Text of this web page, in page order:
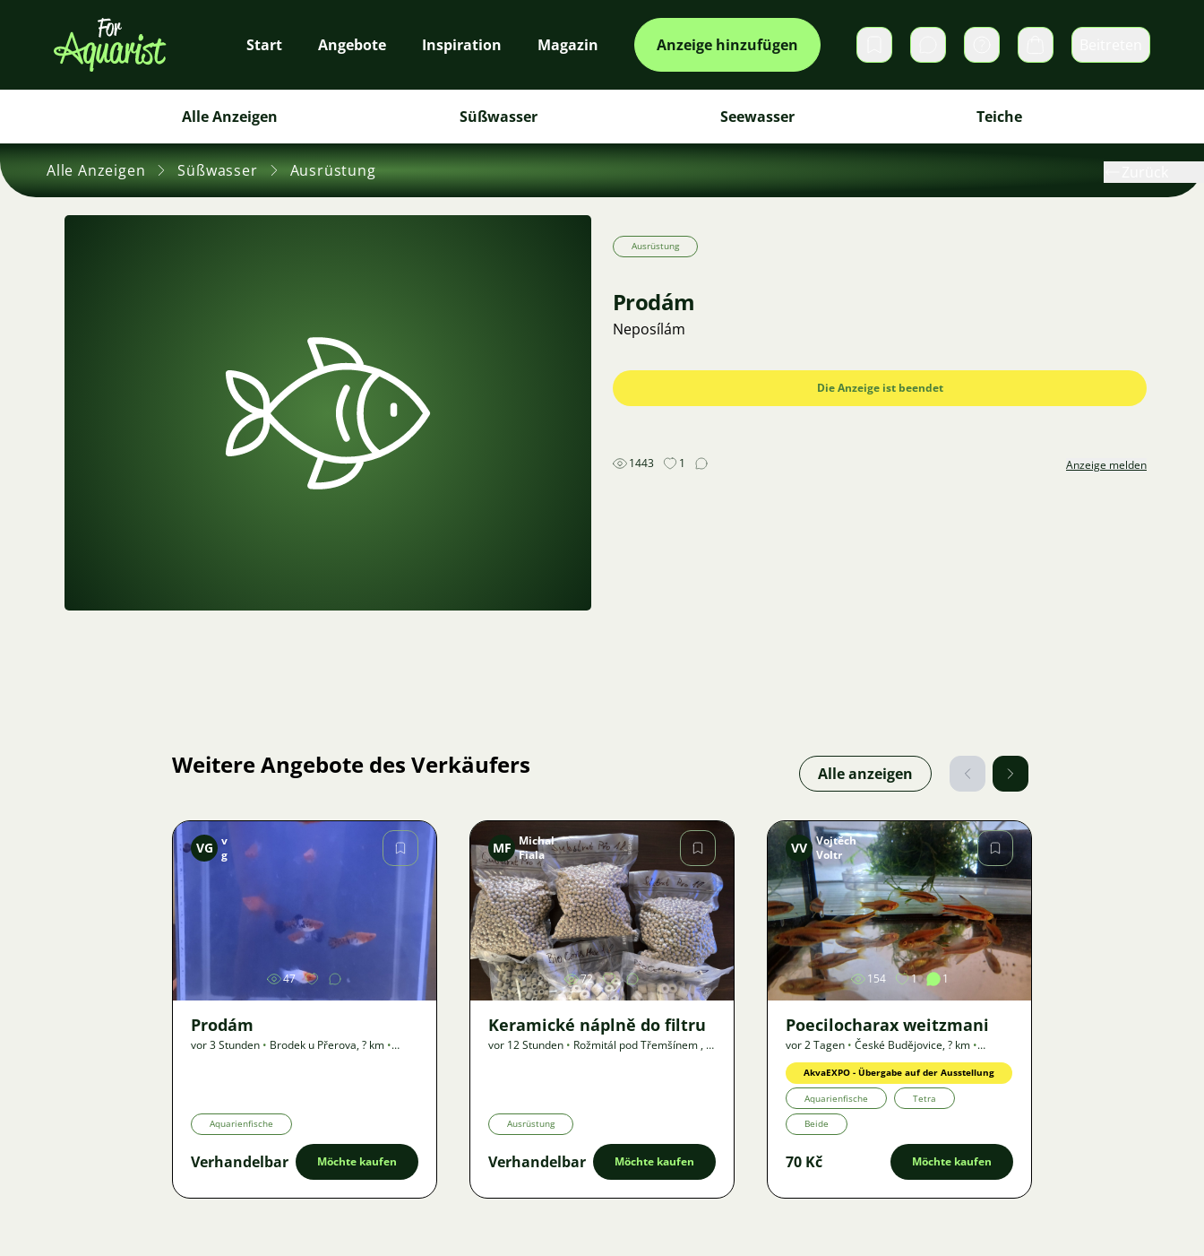
Start Angebote Inspiration Magazin Anzeige hinzufügen DirektnachrichtenWarenkorb
Alle Anzeigen Süßwasser Seewasser Teiche
Alle Anzeigen Süßwasser Ausrüstung
Ausrüstung
Prodám
Neposílám
Die Anzeige ist beendet
1443 1 Anzeige melden
Weitere Angebote des Verkäufers Alle anzeigen
Bild
VG v
g
47
Prodám
vor 3 Stunden • Brodek u Přerova,? km •
Aquarienfische
Verhandelbar Möchte kaufen
Bild
MF Michal
Fiala
72
Keramické náplně do filtru
vor 12 Stunden • Rožmitál pod Třemšínem , ?
Ausrüstung
Verhandelbar Möchte kaufen
Bild
VV Vojtěch
Voltr
154 1 1
Poecilocharax weitzmani
vor 2 Tagen • České Budějovice,? km •
Angebot
AkvaEXPO - Übergabe auf der Ausstellung
Aquarienfische Tetra
Beide
70 Kč Möchte kaufen